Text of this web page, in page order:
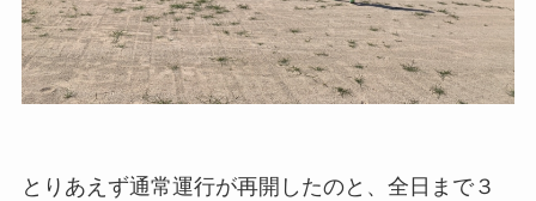
とりあえず通常運行が再開したのと、全日まで３